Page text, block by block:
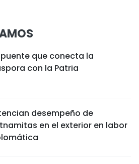
puente que conecta la
con la Patria
desempeño de
en el exterior en labor